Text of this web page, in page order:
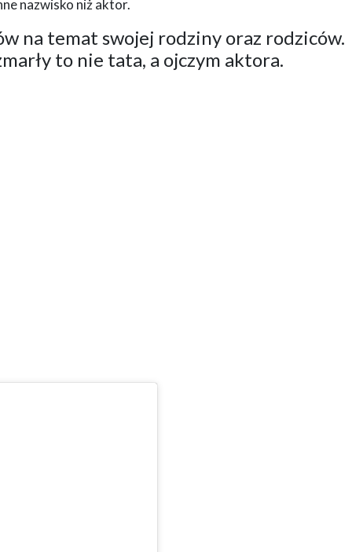
nazwisko niż aktor.
na temat swojej rodziny oraz rodziców.
to nie tata, a ojczym aktora.